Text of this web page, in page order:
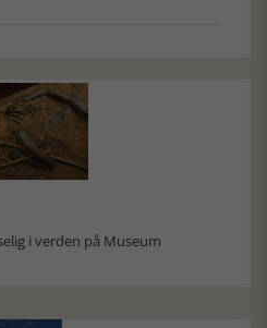
i verden på Museum